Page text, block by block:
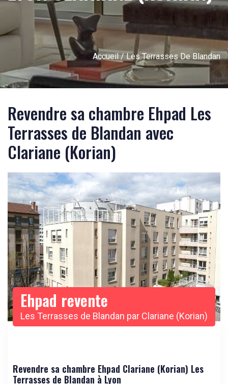
Accueil/ Les Terrasses De Blandan
Revendre sa chambre Ehpad Les
Terrasses de Blandan avec
Clariane (Korian)
Ehpad revente
Les Terrasses de Blandan par Clariane (Korian)
Revendre sa chambre Ehpad Clariane (Korian) Les
Terrasses de Blandan à Lyon